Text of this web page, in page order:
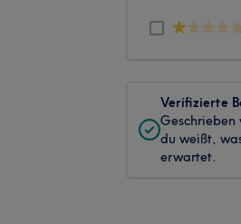
Verifizierte
Geschrieben
du weißt,
erwartet.